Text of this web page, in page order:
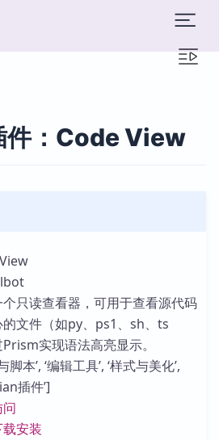
：Code View
只读查看器，可用于查看源代码
文件（如py、ps1、sh、ts
实现语法高亮显示。
本’, ‘编辑工具’, ‘样式与美化’,
插件’]
安装